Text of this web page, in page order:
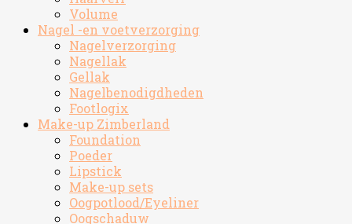
Volume
Nagel -en voetverzorging
Nagelverzorging
Nagellak
Gellak
Nagelbenodigdheden
Footlogix
Make-up Zimberland
Foundation
Poeder
Lipstick
Make-up sets
Oogpotlood/Eyeliner
Oogschaduw